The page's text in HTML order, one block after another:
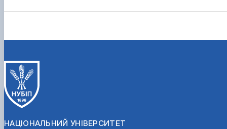
НАЦІОНАЛЬНИЙ УНІВЕРСИТЕТ